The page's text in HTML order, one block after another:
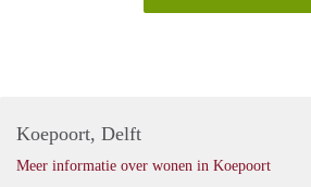
Koepoort, Delft
Meer informatie over wonen in Koepoort